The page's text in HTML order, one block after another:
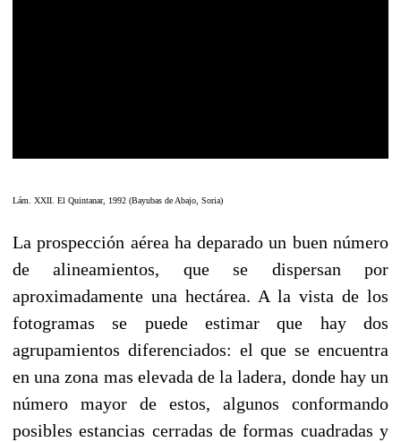
Lám. XXII. El Quintanar, 1992 (Bayubas de Abajo, Soria)
La prospección aérea ha deparado un buen número
de alineamientos, que se dispersan por
aproximadamente una hectárea. A la vista de los
fotogramas se puede estimar que hay dos
agrupamientos diferenciados: el que se encuentra
en una zona mas elevada de la ladera, donde hay un
número mayor de estos, algunos conformando
posibles estancias cerradas de formas cuadradas y